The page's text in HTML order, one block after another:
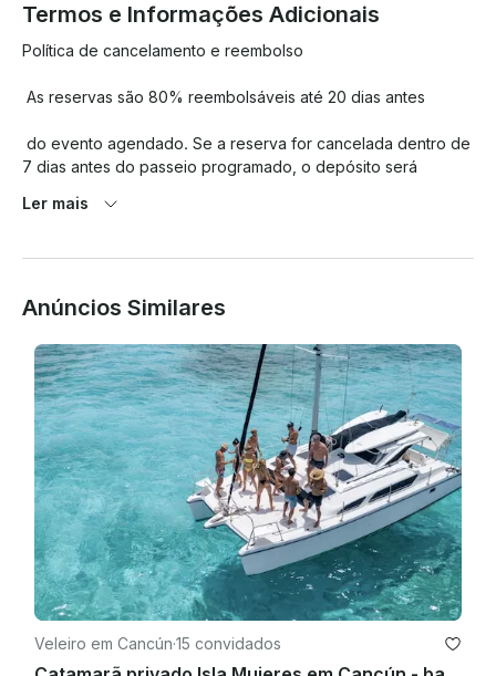
Termos e Informações Adicionais
Política de cancelamento e reembolso
7 dias antes do passeio programado, o depósito será
capitania enviar uma declaração dizendo que o porto está
E o cancelamento em dias nublados ou com pouca chuva
não se aplica porque o clima em Cancún muda muito...
significa que uma hora pode estar chovendo e a próxima
hora fica ensolarada 🔆 oferece 30 minutos de tolerância em
relação ao horário de partida acordado do iate e, após
esses 30 minutos, o tempo de sua locação começará a
contar. Só é permitido fumar nas áreas designadas, você
deve perguntar ao capitão.
Ler mais
Anúncios Similares
Veleiro em Cancún·15 convidados